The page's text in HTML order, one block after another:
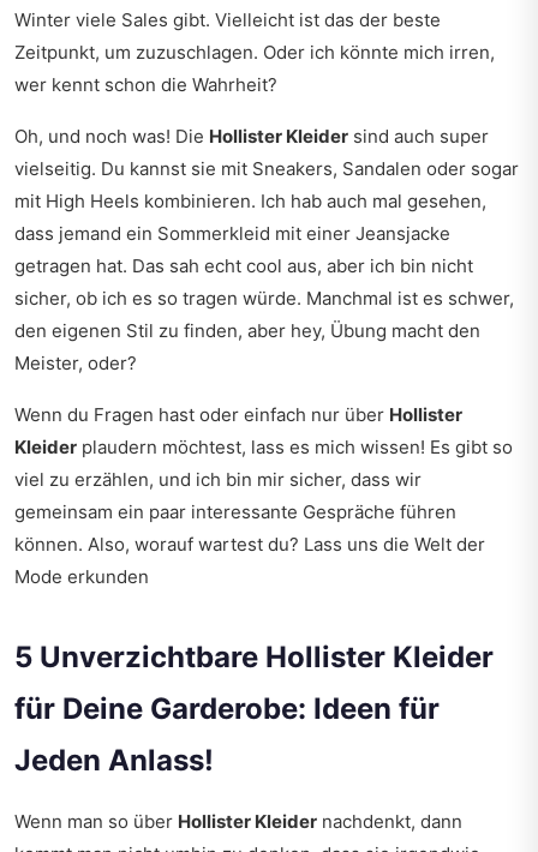
Winter viele Sales gibt. Vielleicht ist das der beste
Zeitpunkt, um zuzuschlagen. Oder ich könnte mich irren,
wer kennt schon die Wahrheit?
Oh, und noch was! Die Hollister Kleider sind auch super
vielseitig. Du kannst sie mit Sneakers, Sandalen oder sogar
mit High Heels kombinieren. Ich hab auch mal gesehen,
dass jemand ein Sommerkleid mit einer Jeansjacke
getragen hat. Das sah echt cool aus, aber ich bin nicht
sicher, ob ich es so tragen würde. Manchmal ist es schwer,
den eigenen Stil zu finden, aber hey, Übung macht den
Meister, oder?
Wenn du Fragen hast oder einfach nur über Hollister
Kleider plaudern möchtest, lass es mich wissen! Es gibt so
viel zu erzählen, und ich bin mir sicher, dass wir
gemeinsam ein paar interessante Gespräche führen
können. Also, worauf wartest du? Lass uns die Welt der
Mode erkunden
5 Unverzichtbare Hollister Kleider
für Deine Garderobe: Ideen für
Jeden Anlass!
Wenn man so über Hollister Kleider nachdenkt, dann